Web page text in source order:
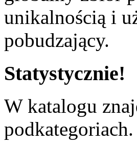
unikalnością i
pobudzający.
Statystycznie!
W katalogu